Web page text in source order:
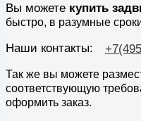
Вы можете купить
быстро, в разумные
Наши контакты:
Так же вы можете
соответствующую
оформить заказ.